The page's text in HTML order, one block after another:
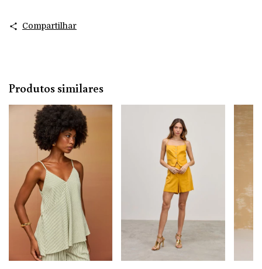
Compartilhar
Produtos similares